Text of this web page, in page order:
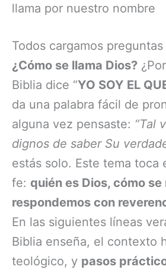
llama por nuestro nombre
Todos cargamos
¿Cómo se llama Dios?
Biblia dice “YO SOY EL
da una palabra fácil de
alguna vez pensaste: “Tal
dignos de saber Su
estás solo. Este tema toca
fe: quién es Dios, cómo
respondemos con
En las siguientes líneas
Biblia enseña, el contexto
teológico, y pasos